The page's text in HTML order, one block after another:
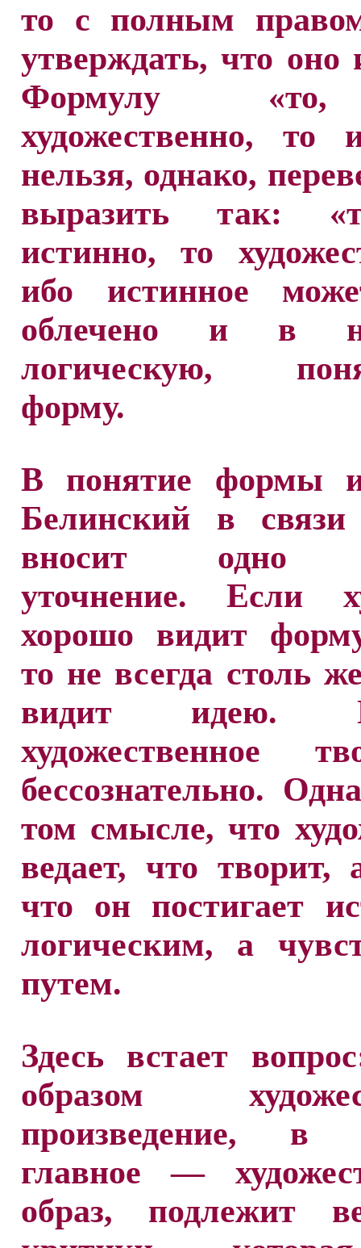
то с полным
утверждать, что оно
Формулу
художественно, то
нельзя, однако,
выразить так:
истинно, то
ибо истинное
облечено и в
логическую,
форму.
В понятие формы и
Белинский в
вносит одно
уточнение. Если
хорошо видит
то не всегда столь
видит идею.
художественное
бессознательно.
том смысле, что
ведает, что
что он постигает
логическим, а
путем.
Здесь встает
образом
произведение, в
главное —
образ, подлежит